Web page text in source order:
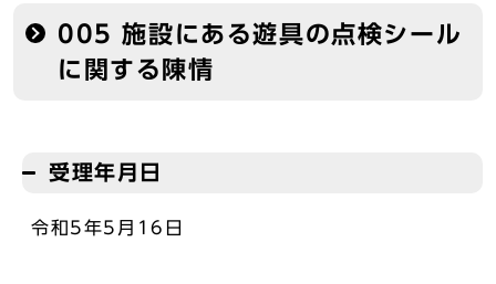
005 施設にある遊具の点検シール
に関する陳情
受理年月日
令和5年5月16日